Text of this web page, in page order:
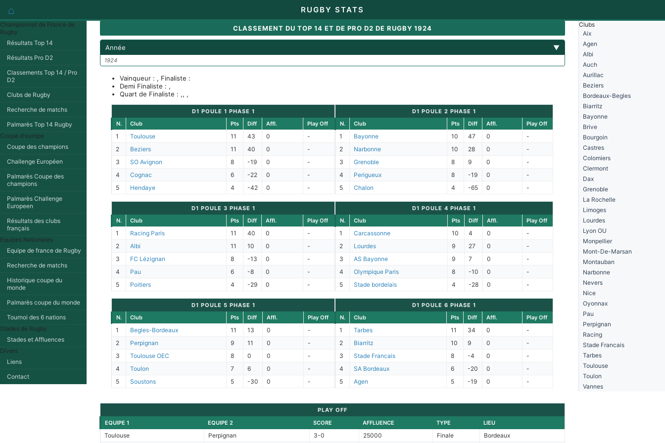
⌂ RUGBY STATS
Championnat de France de
Rugby
Résultats Top 14
Résultats Pro D2
Classements Top 14 / Pro
D2
Clubs de Rugby
Recherche de matchs
Palmarès Top 14 Rugby
Coupe d'europe
Coupe des champions
Challenge Européen
Palmarès Coupe des
champions
Palmarès Challenge
Europeen
Résultats des clubs
français
Equipes Nationales
Equipe de france de Rugby
Recherche de matchs
Historique coupe du
monde
Palmarès coupe du monde
Tournoi des 6 nations
Stades de Rugby
Stades et Affluences
Divers
Liens
Contact
CLASSEMENT DU TOP 14 ET DE PRO D2 DE RUGBY 1924
Année ▼
1924
Vainqueur : , Finaliste :
Demi Finaliste : ,
Quart de Finaliste : ,, ,
D1 POULE 1 PHASE 1
N.
Club Pts Diff Affl. Play Off
1 Toulouse 11 43 0
-
2
Beziers 11 40 0
-
3
SO Avignon 8 -19 0
-
4
Cognac 6 -22 0
-
5
Hendaye 4 -42 0 -
D1 POULE 2 PHASE 1
N.
Club Pts Diff Affl. Play Off
1 Bayonne 10 47 0
-
2
Narbonne 10 28 0
-
3
Grenoble 8 9 0
-
4
Perigueux 8 -19 0
-
5
Chalon 4 -65 0 -
D1 POULE 3 PHASE 1
N.
Club Pts Diff Affl. Play Off
1 Racing Paris 11 40 0
-
2
Albi 11 10 0
-
3
FC Lézignan 8 -13 0
-
4
Pau 6 -8 0
-
5
Poitiers 4 -29 0 -
D1 POULE 4 PHASE 1
N.
Club Pts Diff Affl. Play Off
1 Carcassonne 10 4 0
-
2
Lourdes 9 27 0
-
3
AS Bayonne 9 7 0
-
4
Olympique Paris 8 -10 0
-
5
Stade bordelais 4 -28 0 -
D1 POULE 5 PHASE 1
N.
Club Pts Diff Affl. Play Off
1 Begles-Bordeaux 11 13 0
-
2
Perpignan 9 11 0
-
3
Toulouse OEC 8 0 0
-
4
Toulon 7 6 0
-
5
Soustons 5 -30 0 -
D1 POULE 6 PHASE 1
N.
Club Pts Diff Affl. Play Off
1 Tarbes 11 34 0
-
2
Biarritz 10 9 0
-
3
Stade Francais 8 -4 0
-
4
SA Bordeaux 6 -20 0
-
5
Agen 5 -19 0 -
PLAY OFF
EQUIPE 1
EQUIPE 2 SCORE AFFLUENCE TYPE LIEU
Toulouse Perpignan 3-0 25000 Finale Bordeaux
Clubs
Aix
Agen
Albi
Auch
Aurillac
Beziers
Bordeaux-Begles
Biarritz
Bayonne
Brive
Bourgoin
Castres
Colomiers
Clermont
Dax
Grenoble
La Rochelle
Limoges
Lourdes
Lyon OU
Monpellier
Mont-De-Marsan
Montauban
Narbonne
Nevers
Nice
Oyonnax
Pau
Perpignan
Racing
Stade Francais
Tarbes
Toulouse
Toulon
Vannes